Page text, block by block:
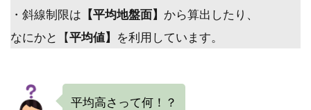
・斜線制限は 【平均地盤面】 から算出したり、
なにかと【平均値】 を利用しています。
平均高さって何！？